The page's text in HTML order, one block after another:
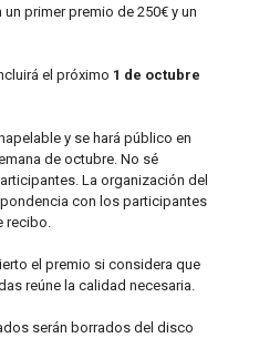
primer premio de 250€ y un
el próximo 1 de octubre
y se hará público en
de octubre. No sé
La organización del
con los participantes
recibo.
el premio si considera que
reúne la calidad necesaria.
serán borrados del disco